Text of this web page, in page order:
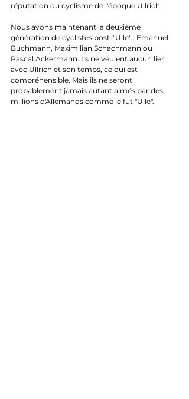
réputation du cyclisme de l'époque Ullrich.
Nous avons maintenant la deuxième
génération de cyclistes post-"Ulle" : Emanuel
Buchmann, Maximilian Schachmann ou
Pascal Ackermann. Ils ne veulent aucun lien
avec Ullrich et son temps, ce qui est
compréhensible. Mais ils ne seront
probablement jamais autant aimés par des
millions d'Allemands comme le fut "Ulle".